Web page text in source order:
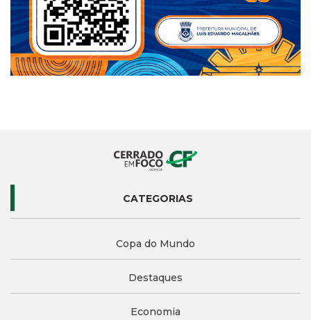
CATEGORIAS
Copa do Mundo
Destaques
Economia